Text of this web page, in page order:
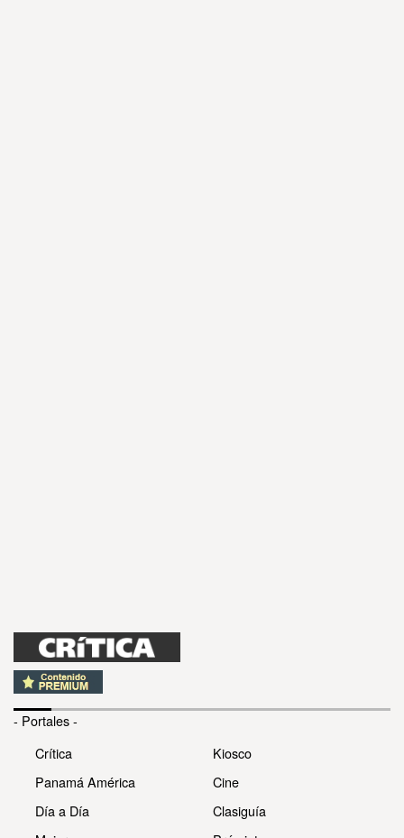
- Portales -
Crítica
Panamá América
Día a Día
Kiosco
Cine
Clasiguía